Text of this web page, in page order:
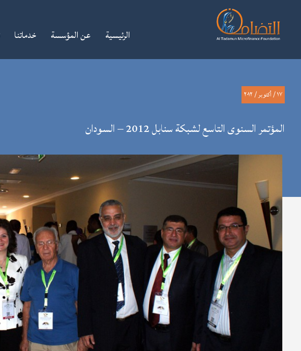
الرئيسية عن المؤسسة خدماتنا
آخر أخبارنا
١٧ / أكتوبر / ٢٠١٢
المؤتمر السنوى التاسع لشبكة سنابل 2012 – السودان